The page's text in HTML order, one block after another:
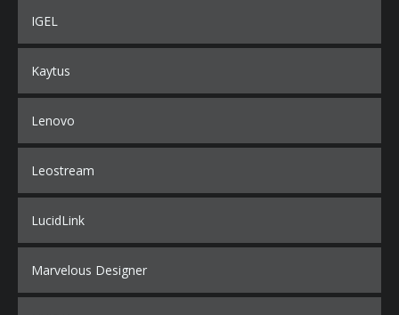
IGEL
Kaytus
Lenovo
Leostream
LucidLink
Marvelous Designer